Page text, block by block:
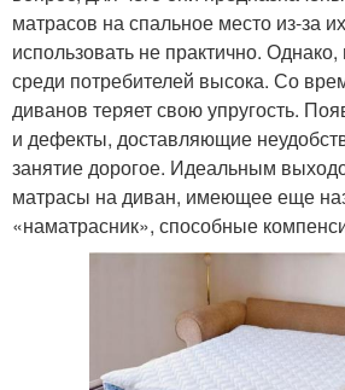
матрасов на спальное место из-за
использовать не практично.
среди потребителей высока. Со
диванов теряет свою упругость.
и дефекты, доставляющие
занятие дорогое. Идеальным
матрасы на диван, имеющее еще
«наматрасник», способные